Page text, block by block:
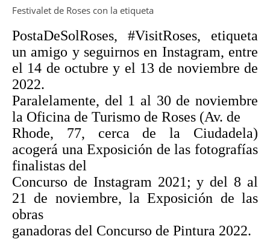
Festivalet de Roses con la etiqueta
PostaDeSolRoses, #VisitRoses, etiqueta
un amigo y seguirnos en Instagram, entre
el 14 de octubre y el 13 de noviembre de
2022.
Paralelamente, del 1 al 30 de noviembre
la Oficina de Turismo de Roses (Av. de
Rhode, 77, cerca de la Ciudadela)
acogerá una Exposición de las fotografías
finalistas del
Concurso de Instagram 2021; y del 8 al
21 de noviembre, la Exposición de las
obras
ganadoras del Concurso de Pintura 2022.